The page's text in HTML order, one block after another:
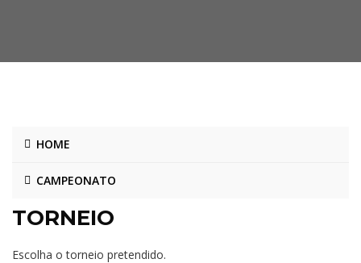
HOME
CAMPEONATO
TORNEIO
Escolha o torneio pretendido.